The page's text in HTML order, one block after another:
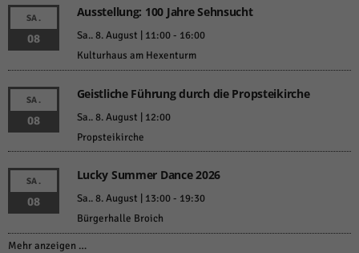
SA.
08
Ausstellung: 100 Jahre Sehnsucht
Sa.. 8. August | 11:00- 16:00
Kulturhaus am Hexenturm
SA.
08
Geistliche Führung durch die Propsteikirche
Sa.. 8. August | 12:00
Propsteikirche
SA.
08
Lucky Summer Dance 2026
Sa.. 8. August | 13:00- 19:30
Bürgerhalle Broich
Mehr anzeigen …